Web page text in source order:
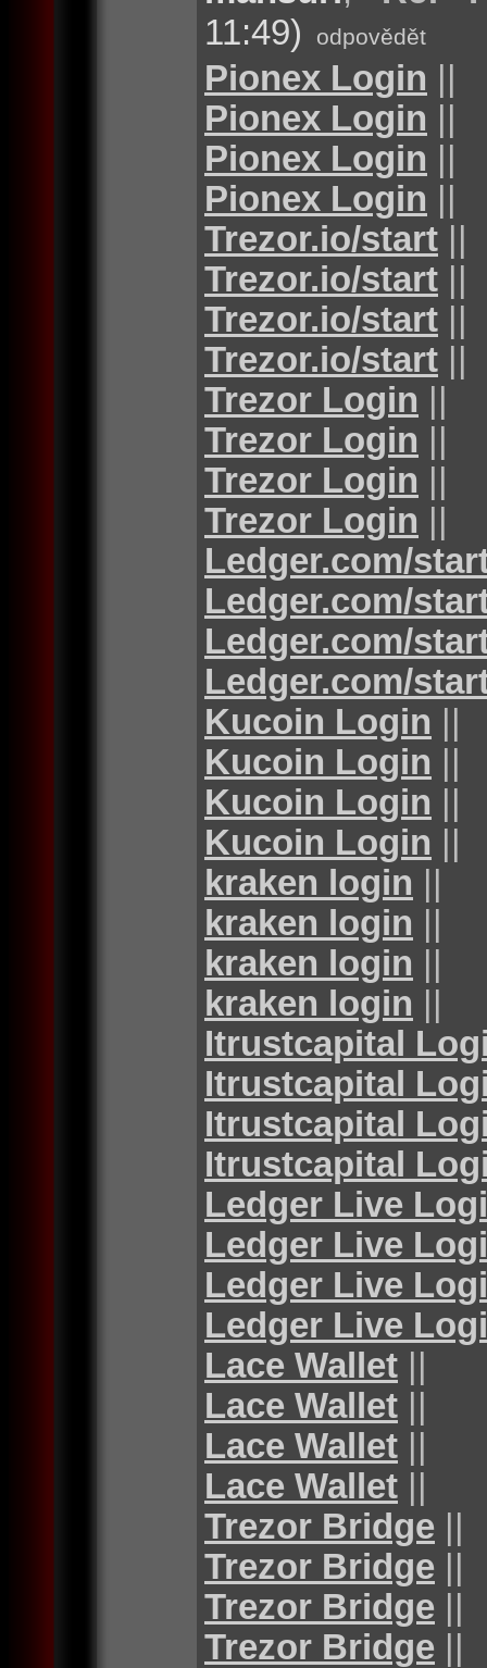
11:49)
odpovědět
Pionex Login ||
Pionex Login ||
Pionex Login ||
Pionex Login ||
Trezor.io/start ||
Trezor.io/start ||
Trezor.io/start ||
Trezor.io/start ||
Trezor Login ||
Trezor Login ||
Trezor Login ||
Trezor Login ||
Ledger.com/
Ledger.com/
Ledger.com/
Ledger.com/
Kucoin Login ||
Kucoin Login ||
Kucoin Login ||
Kucoin Login ||
kraken login ||
kraken login ||
kraken login ||
kraken login ||
Itrustcapital
Itrustcapital
Itrustcapital
Itrustcapital
Ledger Live
Ledger Live
Ledger Live
Ledger Live
Lace Wallet ||
Lace Wallet ||
Lace Wallet ||
Lace Wallet ||
Trezor Bridge ||
Trezor Bridge ||
Trezor Bridge ||
Trezor Bridge ||